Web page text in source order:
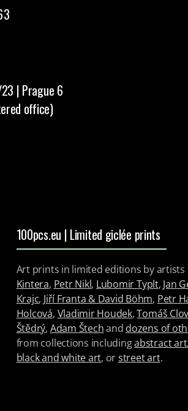
| Prague 6
office)
100pcs.eu | Limited giclée prints
Art prints in limited editions by artists
Kintera, Petr Nikl, Lubomir Typlt, Jan
Krajc, Jiří Franta & David Böhm, Petr
Holcová, Vladimir Houdek,Tomáš
Štědrý, Adam Štechand dozens of
from collections includingabstract art,
black and white art, orstreet art.